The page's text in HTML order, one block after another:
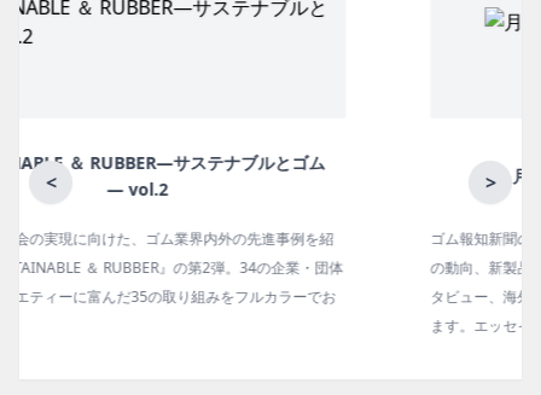
< >
月刊ラバーインダストリー／単品
ゴム報知新聞の姉妹誌。ゴム・エラストマー製品・市場分野別
の動向、新製品・技術、原材料動向、設備・機械の紹介、イン
タビュー、海外企業情報、統計などをコンパクトに掲載してい